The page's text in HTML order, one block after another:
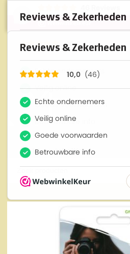
10